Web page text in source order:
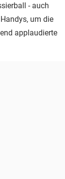
- auch
um die
applaudierte